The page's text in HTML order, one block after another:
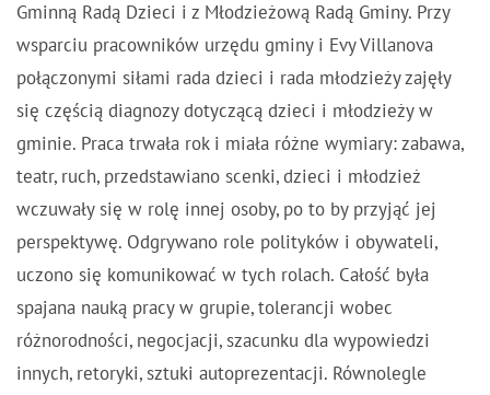
Gminną Radą Dzieci i z Młodzieżową Radą Gminy. Przy
wsparciu pracowników urzędu gminy i Evy Villanova
połączonymi siłami rada dzieci i rada młodzieży zajęły
się częścią diagnozy dotyczącą dzieci i młodzieży w
gminie. Praca trwała rok i miała różne wymiary: zabawa,
teatr, ruch, przedstawiano scenki, dzieci i młodzież
wczuwały się w rolę innej osoby, po to by przyjąć jej
perspektywę. Odgrywano role polityków i obywateli,
uczono się komunikować w tych rolach. Całość była
spajana nauką pracy w grupie, tolerancji wobec
różnorodności, negocjacji, szacunku dla wypowiedzi
innych, retoryki, sztuki autoprezentacji. Równolegle